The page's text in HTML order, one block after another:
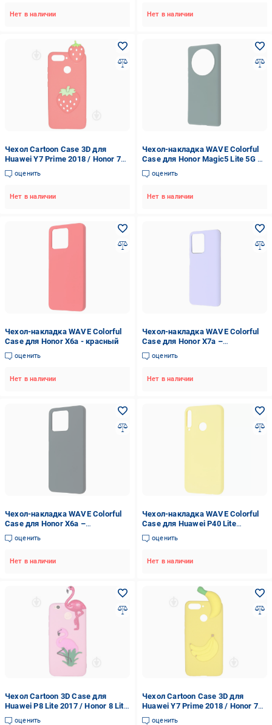
Нет в наличии Нет в наличии
Чехол Cartoon Case 3D для
Huawei Y7 Prime 2018 / Honor 7C
Клубничка (arbc7212)
оценить
Нет в наличии
Чехол-накладка WAVE Colorful
Case для Honor Magic5 Lite 5G –
лесной зеленый
оценить
Нет в наличии
Чехол-накладка WAVE Colorful
Case для Honor X6a - красный
оценить
Нет в наличии
Чехол-накладка WAVE Colorful
Case для Honor X7a –
силиконовый Light Purple
оценить
Нет в наличии
Чехол-накладка WAVE Colorful
Case для Honor X6a –
силиконовый Forest Green
оценить
Нет в наличии
Чехол-накладка WAVE Colorful
Case для Huawei P40 Lite
E/Honor 9C - желтый
оценить
Нет в наличии
Чехол Cartoon 3D Case для
Huawei P8 Lite 2017 / Honor 8 Lite
Фламинго (arbc7988)
оценить
Чехол Cartoon Case 3D для
Huawei Y7 Prime 2018 / Honor 7C
Бананы (arbc7204)
оценить